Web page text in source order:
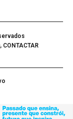
CONTACTAR